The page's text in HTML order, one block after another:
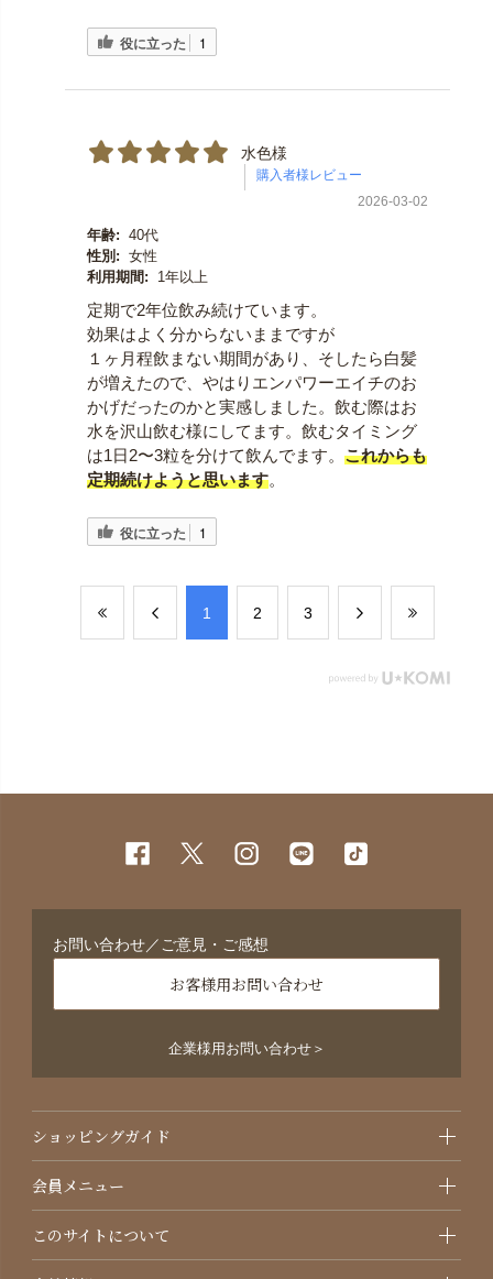
役に立った 1
水色様
2026-03-02
年齢: 40代
性別: 女性
利用期間:
1年以上
定期で2年位飲み続けています。
効果はよく分からないままですが
１ヶ月程飲まない期間があり、そしたら白髪
が増えたので、やはりエンパワーエイチのお
かげだったのかと実感しました。飲む際はお
水を沢山飲む様にしてます。飲むタイミング
は1日2〜3粒を分けて飲んでます。 これからも
定期続けようと思います。
役に立った 1
​1 ​2 ​3
お問い合わせ／ご意見・ご感想
お客様用お問い合わせ
企業様用お問い合わせ＞
ショッピングガイド
会員メニュー
このサイトについて